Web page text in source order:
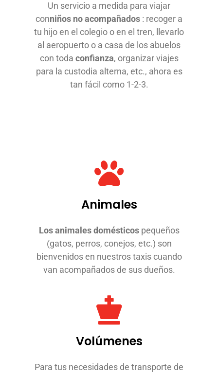
Un servicio a medida para viajar
conniños no acompañados : recoger a
tu hijo en el colegio o en el tren, llevarlo
al aeropuerto o a casa de los abuelos
con toda confianza, organizar viajes
para la custodia alterna, etc., ahora es
tan fácil como 1-2-3.
Animales
Los animales domésticos pequeños
(gatos, perros, conejos, etc.) son
bienvenidos en nuestros taxis cuando
van acompañados de sus dueños.
Volúmenes
Para tus necesidades de transporte de